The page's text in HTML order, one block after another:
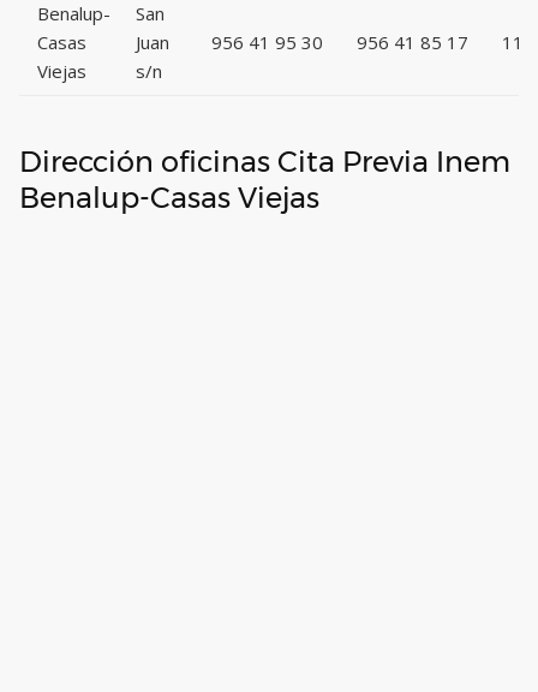
Benalup-
Casas
Viejas
San
Juan
s/n
956 41 95 30 956 41 85 17
Dirección oficinas Cita Previa Inem
Benalup-Casas Viejas